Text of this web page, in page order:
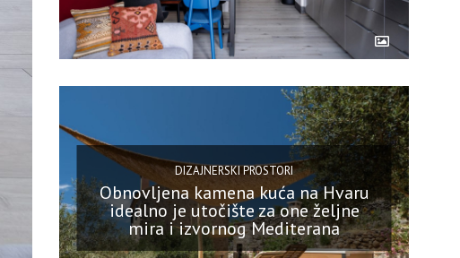
DIZAJNERSKI PROSTORI
Obnovljena kamena kuća na Hvaru
idealno je utočište za one željne
mira i izvornog Mediterana